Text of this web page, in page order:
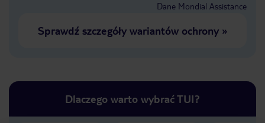
Dane Mondial Assistance
Sprawdź szczegóły wariantów ochrony»
Dlaczego warto wybrać TUI?